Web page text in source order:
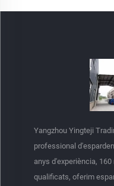
Yangzhou Yingteji
professional
anys d'experiència,
qualificats, oferim